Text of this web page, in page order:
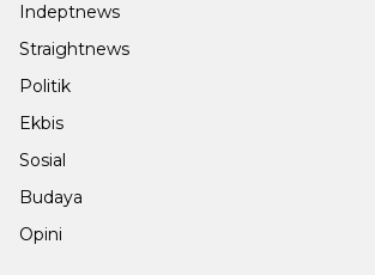
Indeptnews
Straightnews
Politik
Ekbis
Sosial
Budaya
Opini